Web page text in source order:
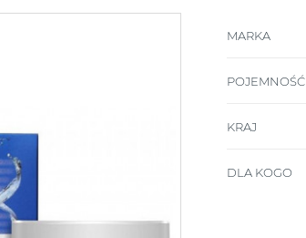
MARKA
POJEMNOŚĆ
KRAJ
DLA KOGO